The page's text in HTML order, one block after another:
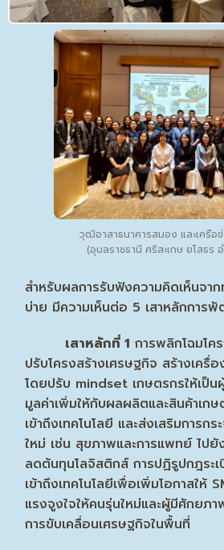
วุฒิอาสาธนาคารสมอง และเครือ
(อุบลราชธานี ศรีสะเกษ ยโสธร
สำหรับผลการรับฟังความคิดเห็นจาก
บ่าย มีความเห็นต่อ 5 เสาหลักการ
เสาหลักที่ 1 การพลิกโฉมโค
ปรับโครงสร้างเศรษฐกิจ สร้างเครื่
โดยปรับ mindset เกษตรกรให้เป็น
มูลค่าเพิ่มให้กับผลผลิตและสินค้าเก
เข้าถึงเทคโนโลยี และส่งเสริมการก
ใหม่ เช่น สุขภาพและการแพทย์ ไป
ลดต้นทุนโลจิสติกส์ การปฏิรูปกฎระ
เข้าถึงเทคโนโลยีเพื่อเพิ่มโอกาสให้
แรงจูงใจให้คนรุ่นใหม่และผู้มีศักยภา
การขับเคลื่อนเศรษฐกิจในพื้นที่